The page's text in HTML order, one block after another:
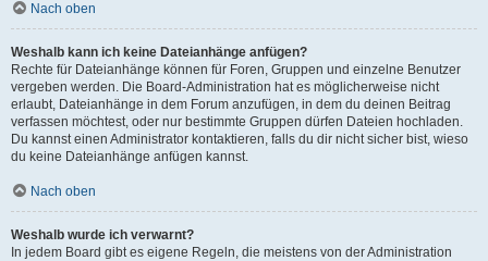
Nach oben
Weshalb kann ich keine Dateianhänge anfügen?
Rechte für Dateianhänge können für Foren, Gruppen und einzelne Benutzer
vergeben werden. Die Board-Administration hat es möglicherweise nicht
erlaubt, Dateianhänge in dem Forum anzufügen, in dem du deinen Beitrag
verfassen möchtest, oder nur bestimmte Gruppen dürfen Dateien hochladen.
Du kannst einen Administrator kontaktieren, falls du dir nicht sicher bist, wieso
du keine Dateianhänge anfügen kannst.
Nach oben
Weshalb wurde ich verwarnt?
In jedem Board gibt es eigene Regeln, die meistens von der Administration